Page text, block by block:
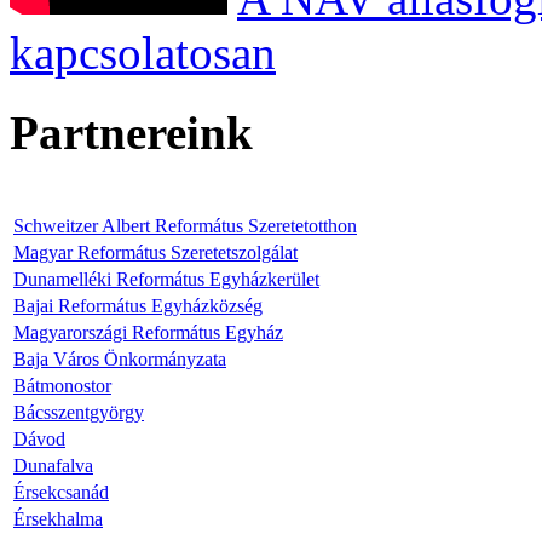
kapcsolatosan
Partnereink
Schweitzer Albert Református Szeretetotthon
Magyar Református Szeretetszolgálat
Dunamelléki Református Egyházkerület
Bajai Református Egyházközség
Magyarországi Református Egyház
Baja Város Önkormányzata
Bátmonostor
Bácsszentgyörgy
Dávod
Dunafalva
Érsekcsanád
Érsekhalma